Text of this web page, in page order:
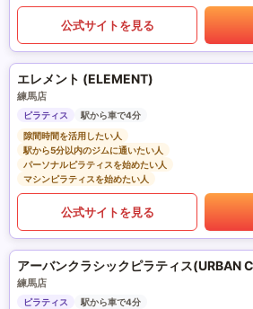
公式サイトを見る
エレメント (ELEMENT)
練馬店
ピラティス
駅から車で4分
隙間時間を活用したい人
駅から5分以内のジムに通いたい人
パーソナルピラティスを始めたい人
マシンピラティスを始めたい人
公式サイトを見る
練馬店
ピラティス
駅から車で4分